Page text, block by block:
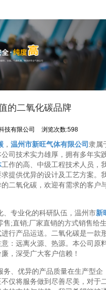
的二氧化碳品牌
技有限公司 浏览次数:598
， 温州市新旺气体有限公司 隶属
司技术实力雄厚，拥有多年实
工作的高、中级工程技术人员，
提供优异的设计及工艺方案。
二氧化碳，欢迎有需求的客户
、专业化的科研队伍，温州市新
;直销;厂家直销的方式销售给
行产品运送。二氧化碳是一款
：远离火源、热源。本公司原
，深受广大客户信赖！
务、优异的产品质量在生产型企
仅将服务做到尽善尽美，对于